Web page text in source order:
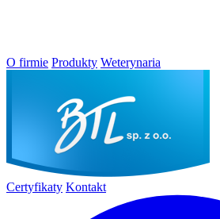
O firmie Produkty Weterynaria
Certyfikaty Kontakt